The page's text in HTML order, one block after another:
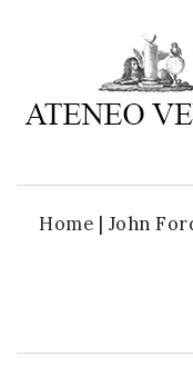
Home | John
Ateneo
è
cultura